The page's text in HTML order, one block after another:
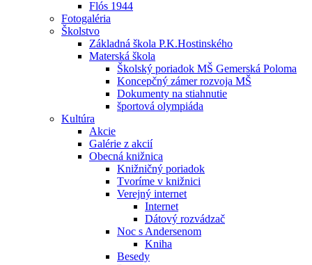
Flós 1944
Fotogaléria
Školstvo
Základná škola P.K.Hostinského
Materská škola
Školský poriadok MŠ Gemerská Poloma
Koncepčný zámer rozvoja MŠ
Dokumenty na stiahnutie
športová olympiáda
Kultúra
Akcie
Galérie z akcií
Obecná knižnica
Knižničný poriadok
Tvoríme v knižnici
Verejný internet
Internet
Dátový rozvádzač
Noc s Andersenom
Kniha
Besedy